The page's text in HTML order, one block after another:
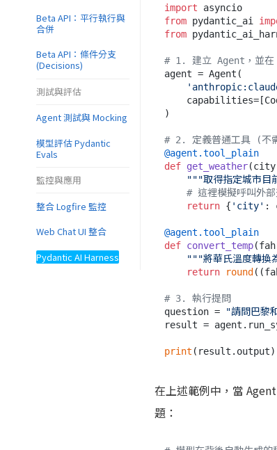
import
from pydantic_ai
from
# 1. 建立 Agent，並
agent = Agent(
)
# 2. 定義普通工具 (不
@agent.tool_plain
def get_weather(
"""取得指定城市目
# 這裡模擬呼叫外
return { 'city' :
@agent.tool_plain
def convert_temp(
"""將華氏溫度轉換
return
round
# 3. 執行提問
question =
"請問巴黎
result =
print
在上述範例中，當
題：
Beta API：平行執行與
合併
Beta API：條件分支
(Decisions)
測試與評估
Agent 測試與 Mocking
模型評估 Pydantic
Evals
監控與應用
整合 Logfire 監控
Web Chat UI 整合
Pydantic AI Harness